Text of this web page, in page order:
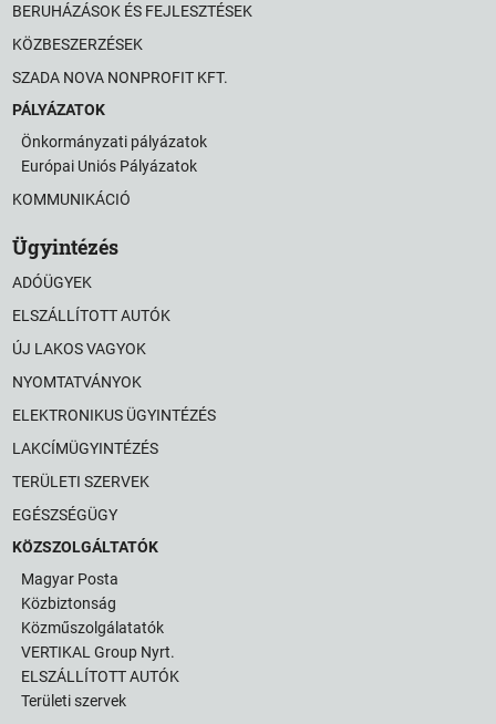
BERUHÁZÁSOK ÉS FEJLESZTÉSEK
KÖZBESZERZÉSEK
SZADA NOVA NONPROFIT KFT.
PÁLYÁZATOK
Önkormányzati pályázatok
Európai Uniós Pályázatok
KOMMUNIKÁCIÓ
Ügyintézés
ADÓÜGYEK
ELSZÁLLÍTOTT AUTÓK
ÚJ LAKOS VAGYOK
NYOMTATVÁNYOK
ELEKTRONIKUS ÜGYINTÉZÉS
LAKCÍMÜGYINTÉZÉS
TERÜLETI SZERVEK
EGÉSZSÉGÜGY
KÖZSZOLGÁLTATÓK
Magyar Posta
Közbiztonság
Közműszolgálatatók
VERTIKAL Group Nyrt.
ELSZÁLLÍTOTT AUTÓK
Területi szervek